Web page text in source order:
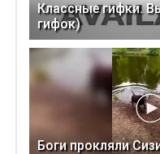
Классные гифки.
гифок)
Боги прокляли